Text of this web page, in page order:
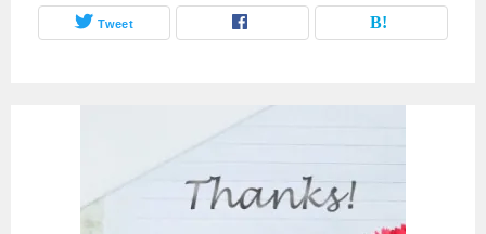
Tweet